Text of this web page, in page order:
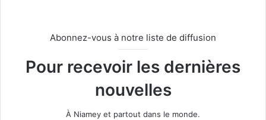
Abonnez-vous à notre liste de diffusion
Pour recevoir les dernières
nouvelles
À Niamey et partout dans le monde.